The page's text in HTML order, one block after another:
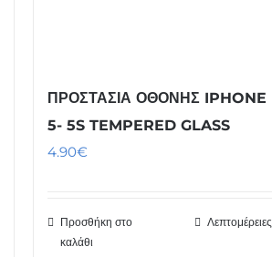
ΠΡΟΣΤΑΣΙΑ ΟΘΟΝΗΣ IPHONE
5- 5S TEMPERED GLASS
4.90€
Προσθήκη στο
καλάθι
Λεπτομέρειες